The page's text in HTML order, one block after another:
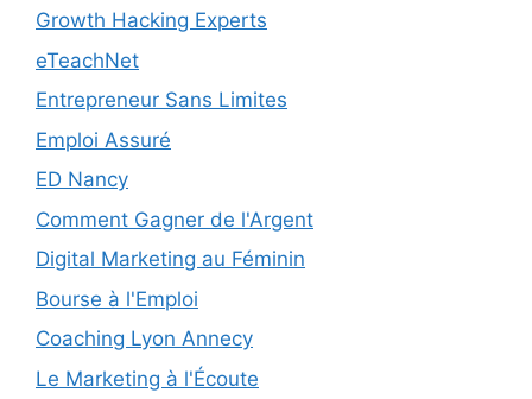
Growth Hacking Experts
eTeachNet
Entrepreneur Sans Limites
Emploi Assuré
ED Nancy
Comment Gagner de l'Argent
Digital Marketing au Féminin
Bourse à l'Emploi
Coaching Lyon Annecy
Le Marketing à l'Écoute